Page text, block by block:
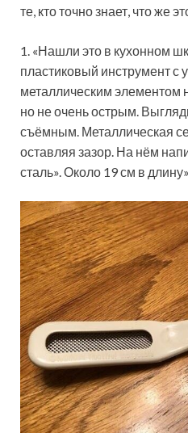
те, кто точно знает, что же
1. «Нашли это в кухонном
пластиковый инструмент с
металлическим элементом
но не очень острым.
съёмным. Металлическая
оставляя зазор. На нём
сталь». Около 19 см в